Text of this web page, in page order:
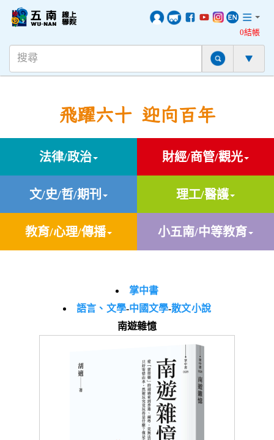
0結帳
飛躍六十 迎向百年
法律/政治 財經/商管/觀光
文/史/哲/期刊 理工/醫護
教育/心理/傳播 小五南/中等教育
掌中書
語言、文學-中國文學-散文小說
南遊雜憶